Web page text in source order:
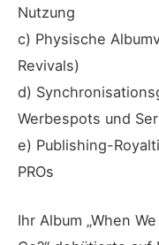
Nutzung
c) Physische
Revivals)
d)
Werbespots und
e) Publishing-
PROs
Ihr Album „When